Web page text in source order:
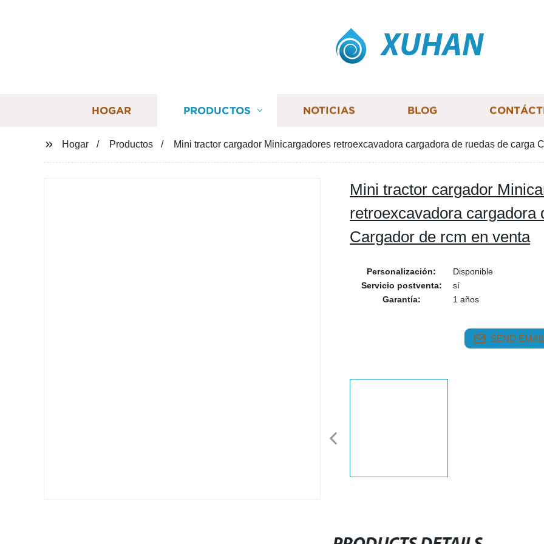
XUHAN
HOGAR PRODUCTOS NOTICIAS BLOG
Hogar Productos Mini tractor cargador Minicargadores retroexcavadora cargadora de ruedas de carga
Mini tractor cargador
retroexcavadora cargadora
Cargador de rcm en venta
Personalización:
Disponible
Servicio postventa:
sí
Garantía:
1 años
SEND